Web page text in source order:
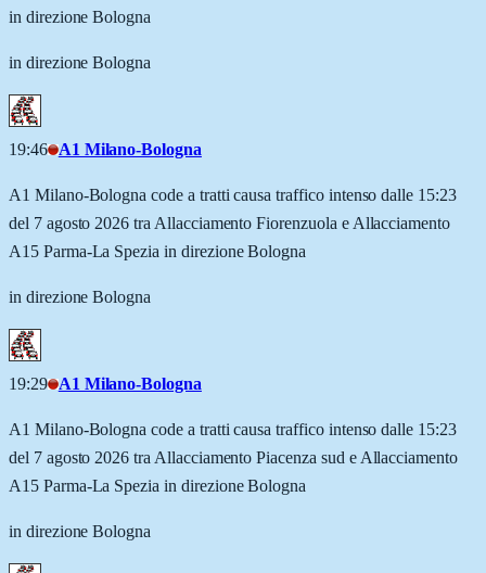
in direzione Bologna
in direzione Bologna
19:46 A1 Milano-Bologna
A1 Milano-Bologna code a tratti causa traffico intenso dalle 15:23
del 7 agosto 2026 tra Allacciamento Fiorenzuola e Allacciamento
A15 Parma-La Spezia in direzione Bologna
in direzione Bologna
19:29 A1 Milano-Bologna
A1 Milano-Bologna code a tratti causa traffico intenso dalle 15:23
del 7 agosto 2026 tra Allacciamento Piacenza sud e Allacciamento
A15 Parma-La Spezia in direzione Bologna
in direzione Bologna